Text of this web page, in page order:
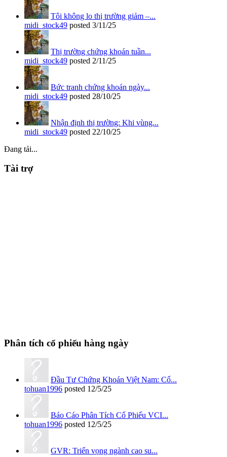
Tôi không lo thị trường giảm –...
midi_stock49 posted 3/11/25
Thị trường chứng khoán tuần...
midi_stock49 posted 2/11/25
Bức tranh chứng khoán ngày...
midi_stock49 posted 28/10/25
Nhận định thị trường: Khi vùng...
midi_stock49 posted 22/10/25
Đang tải...
Tài trợ
Phân tích cổ phiếu hàng ngày
Đầu Tư Chứng Khoán Việt Nam: Cổ...
tohuan1996 posted 12/5/25
Báo Cáo Phân Tích Cổ Phiếu VCI...
tohuan1996 posted 12/5/25
GVR: Triển vọng ngành cao su...